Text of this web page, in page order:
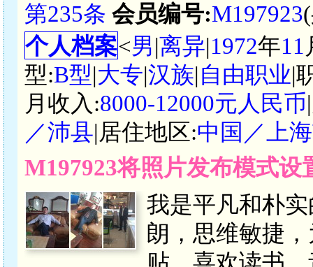
第235条 会员编号:M197923
个人档案<男|离异|1972年11
型:B型|大专|汉族|自由职业|
月收入:8000-12000元人民币
／沛县|居住地区:中国／上
M197923将照片发布模式
我是平凡和朴
朗，思维敏捷
贴。喜欢读书